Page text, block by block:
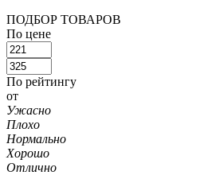
ПОДБОР ТОВАРОВ
По цене
По рейтингу
от
Ужасно
Плохо
Нормально
Хорошо
Отлично